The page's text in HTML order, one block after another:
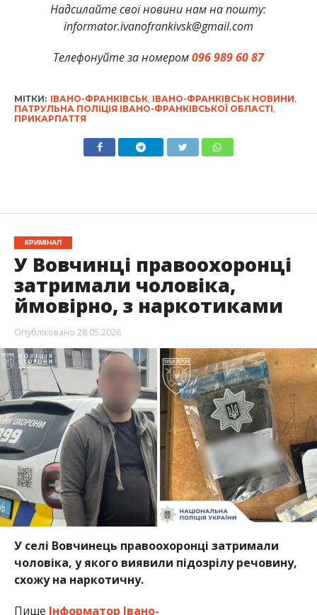
Надсилайте свої новини нам на пошту:
informator.ivanofrankivsk@gmail.com
Телефонуйте за номером096 989 60 87
МІТКИ: ІВАНО-ФРАНКІВСЬК, ІВАНО-ФРАНКІВСЬК НОВИНИ
ПАТРУЛЬНА ПОЛІЦІЯ ІВАНО-ФРАНКІВСЬКОЇ ОБЛАСТІ
ПРИКАРПАТТЯ
КРИМІНАЛ
У Вовчинці правоохоронці
затримали чоловіка,
ймовірно, з наркотиками
Опубліковано 28.05.2026
У селі Вовчинець правоохоронці затримали
чоловіка, у якого виявили підозрілу речовину,
схожу на наркотичну.
Пише Інформатор Івано-